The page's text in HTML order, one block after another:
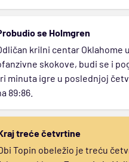
se Holmgren
krilni centar Oklahome
skokove, budi se i
minuta igre u poslednjoj
89:86.
treće četvrtine
Topin obeležio je treću